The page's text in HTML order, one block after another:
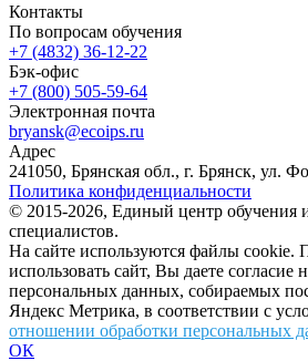
Контакты
По вопросам обучения
+7 (4832) 36-12-22
Бэк-офис
+7 (800) 505-59-64
Электронная почта
bryansk@ecoips.ru
Адрес
241050, Брянская обл., г. Брянск, ул.
Политика конфиденциальности
© 2015-2026, Единый центр обучения
специалистов.
На сайте используются файлы cookie.
использовать сайт, Вы даете согласие
персональных данных, собираемых
Яндекс Метрика, в соответствии с
отношении обработки персональных
ОК